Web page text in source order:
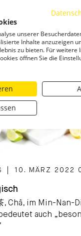
10. MÄRZ 2022
, Châ, im Min-Nan-
auch
unserer
Inhalte anzuzeigen
zu bieten. Für weitere
öffnen Sie die